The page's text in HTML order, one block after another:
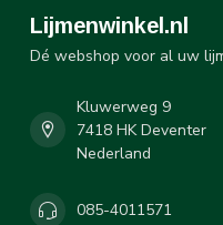
Lijmenwinkel.nl
Dé webshop voor al uw
Kluwerweg 9
7418 HK Deventer
Nederland
085-4011571